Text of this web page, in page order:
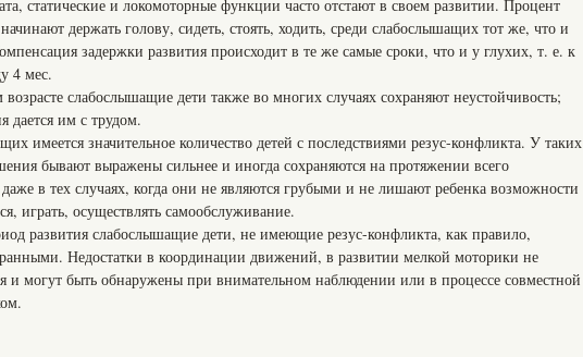
статические и локомоторные функции часто отстают в своем развитии. Процент
держать голову, сидеть, стоять, ходить, среди слабослышащих тот же, что и
задержки развития происходит в те же самые сроки, что и у глухих, т. е. к
4 мес.
слабослышащие дети также во многих случаях сохраняют неустойчивость;
дается им с трудом.
имеется значительное количество детей с последствиями резус-конфликта. У таких
бывают выражены сильнее и иногда сохраняются на протяжении всего
в тех случаях, когда они не являются грубыми и не лишают ребенка возможности
играть, осуществлять самообслуживание.
развития слабослышащие дети, не имеющие резус-конфликта, как правило,
Недостатки в координации движений, в развитии мелкой моторики не
и могут быть обнаружены при внимательном наблюдении или в процессе совместной